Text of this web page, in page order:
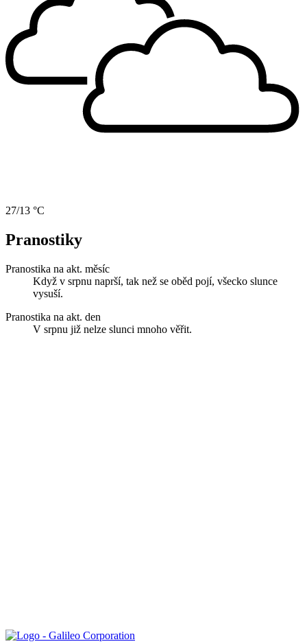
27/13 °C
Pranostiky
Pranostika na akt. měsíc
Když v srpnu naprší, tak než se oběd pojí, všecko slunce
vysuší.
Pranostika na akt. den
V srpnu již nelze slunci mnoho věřit.